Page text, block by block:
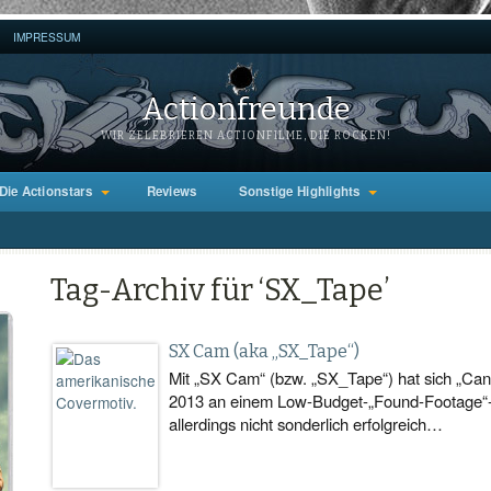
IMPRESSUM
Actionfreunde
WIR ZELEBRIEREN ACTIONFILME, DIE ROCKEN!
Actionstars Reviews Sonstige Highlights
Tag-Archiv für ‘SX_Tape’
SX Cam (aka „SX_Tape“)
Mit „SX Cam“ (bzw. „SX_Tape“) hat sich
2013 an einem Low-Budget-„Found-
allerdings nicht sonderlich erfolgreich…